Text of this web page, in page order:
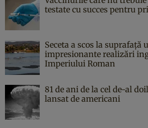
testate cu succes pentru
Seceta a scos la suprafață
impresionante realizări
Imperiului Roman
81 de ani de la cel de-al
lansat de americani